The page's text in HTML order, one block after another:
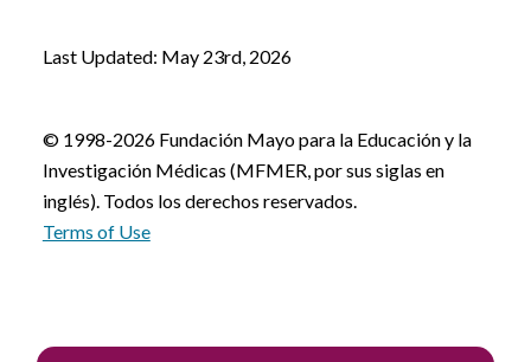
Last Updated: May 23rd, 2026
© 1998-2026 Fundación Mayo para la Educación y la
Investigación Médicas (MFMER, por sus siglas en
inglés). Todos los derechos reservados.
Terms of Use